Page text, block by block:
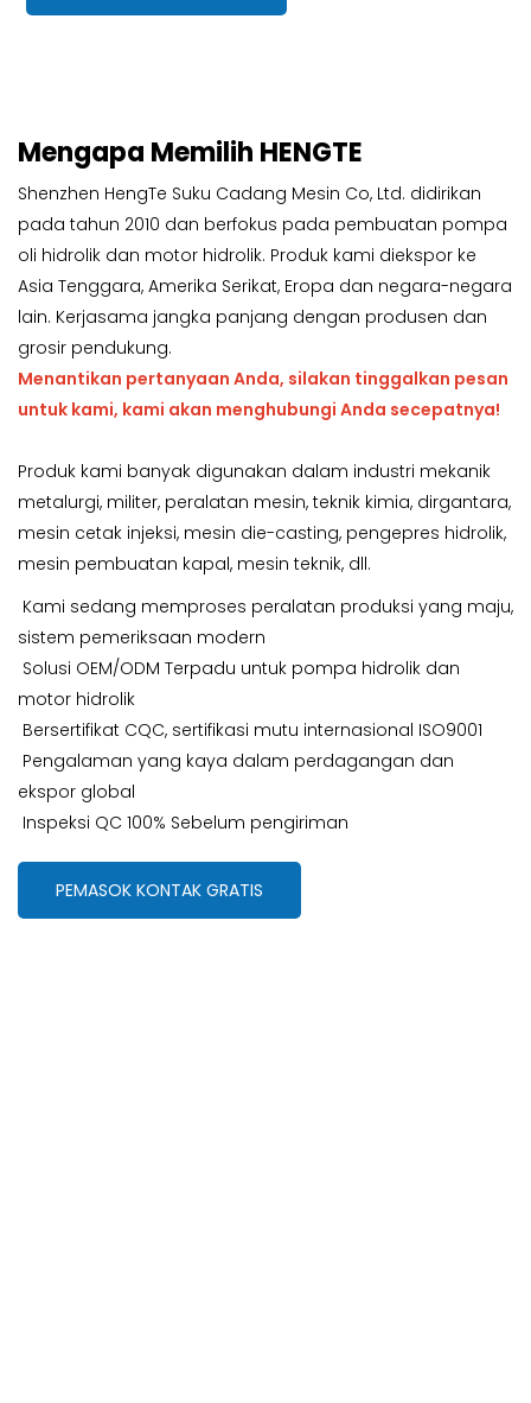
Mengapa Memilih HENGTE
Shenzhen HengTe Suku Cadang Mesin Co, Ltd. didirikan
pada tahun 2010 dan berfokus pada pembuatan pompa
oli hidrolik dan motor hidrolik. Produk kami diekspor ke
Asia Tenggara, Amerika Serikat, Eropa dan negara-negara
lain. Kerjasama jangka panjang dengan produsen dan
grosir pendukung.
Menantikan pertanyaan Anda, silakan tinggalkan pesan
untuk kami, kami akan menghubungi Anda secepatnya!
Produk kami banyak digunakan dalam industri mekanik
metalurgi, militer, peralatan mesin, teknik kimia, dirgantara,
mesin cetak injeksi, mesin die-casting, pengepres hidrolik,
mesin pembuatan kapal, mesin teknik, dll.
Kami sedang memproses peralatan produksi yang maju,
sistem pemeriksaan modern
Solusi OEM/ODM Terpadu untuk pompa hidrolik dan
motor hidrolik
Bersertifikat CQC, sertifikasi mutu internasional ISO9001
Pengalaman yang kaya dalam perdagangan dan
ekspor global
Inspeksi QC 100% Sebelum pengiriman
PEMASOK KONTAK GRATIS